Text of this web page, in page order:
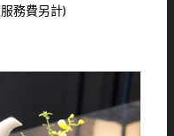
務費另計)